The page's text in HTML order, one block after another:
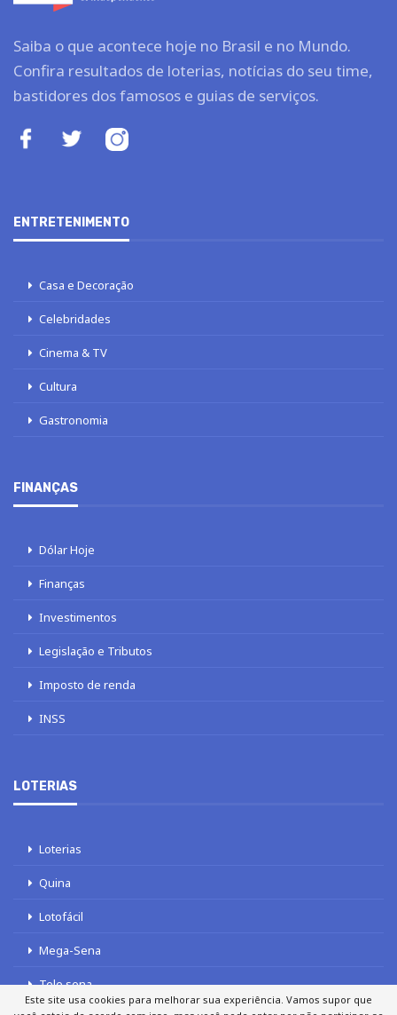
Saiba o que acontece hoje no Brasil e no Mundo.
Confira resultados de loterias, notícias do seu time,
bastidores dos famosos e guias de serviços.
ENTRETENIMENTO
Casa e Decoração
Celebridades
Cinema & TV
Cultura
Gastronomia
FINANÇAS
Dólar Hoje
Finanças
Investimentos
Legislação e Tributos
Imposto de renda
INSS
LOTERIAS
Loterias
Quina
Lotofácil
Mega-Sena
Tele sena
Este site usa cookies para melhorar sua experiência. Vamos supor que